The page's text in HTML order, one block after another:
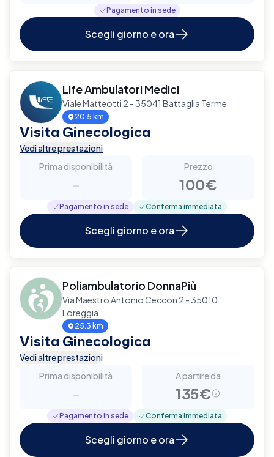
Pagamento in sede
Scegli giorno e ora
Life Ambulatori Medici
Viale Matteotti 2 - 35041 Battaglia Terme
20.5 km
Visita Ginecologica
Vedi altre prestazioni
Prima disponibilità
-
Prezzo
100€
Pagamento in sede Conferma immediata
Scegli giorno e ora
Poliambulatorio DonnaPiù
Via Maestro Antonio Ceccon 2 - 35010
Loreggia
25.3 km
Visita Ginecologica
Vedi altre prestazioni
Prima disponibilità
-
A partire da
135€
Pagamento in sede Conferma immediata
Scegli giorno e ora